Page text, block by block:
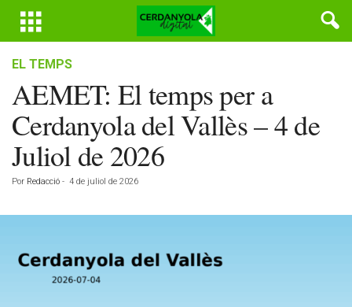
EL TEMPS
AEMET: El temps per a
Cerdanyola del Vallès – 4 de
Juliol de 2026
Por Redacció - 4 de juliol de 2026